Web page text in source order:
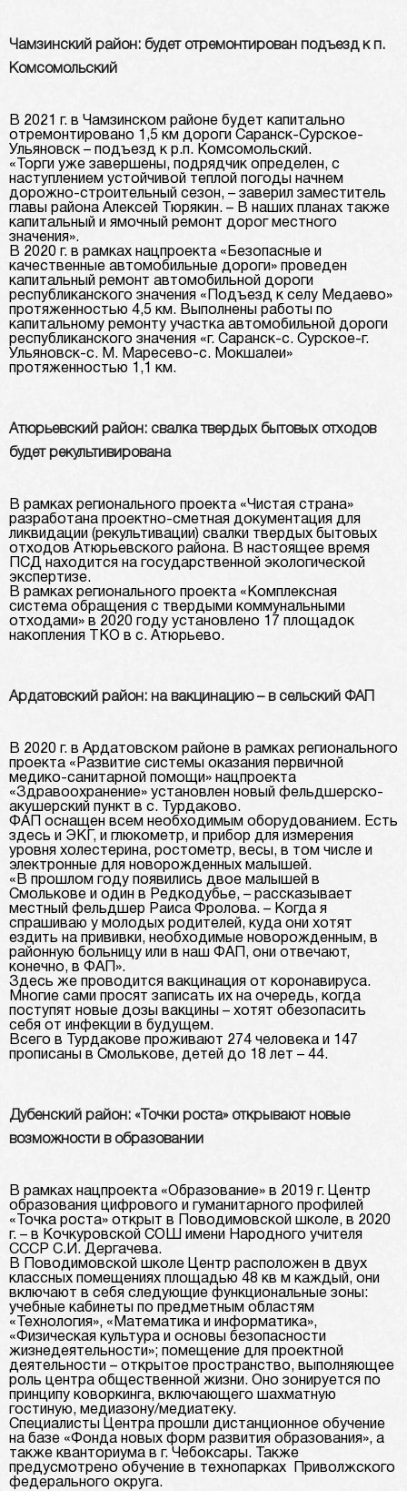
Чамзинский район: будет отремонтирован подъезд к п.
Комсомольский
В 2021 г. в Чамзинском районе будет капитально
отремонтировано 1,5 км дороги Саранск-Сурское-
Ульяновск – подъезд к р.п. Комсомольский.
«Торги уже завершены, подрядчик определен, с
наступлением устойчивой теплой погоды начнем
дорожно-строительный сезон, – заверил заместитель
главы района Алексей Тюрякин. – В наших планах также
капитальный и ямочный ремонт дорог местного
значения».
В 2020 г. в рамках нацпроекта «Безопасные и
качественные автомобильные дороги» проведен
капитальный ремонт автомобильной дороги
республиканского значения «Подъезд к селу Медаево»
протяженностью 4,5 км. Выполнены работы по
капитальному ремонту участка автомобильной дороги
республиканского значения «г. Саранск-с. Сурское-г.
Ульяновск-с. М. Маресево-с. Мокшалеи»
протяженностью 1,1 км.
Атюрьевский район: свалка твердых бытовых отходов
будет рекультивирована
В рамках регионального проекта «Чистая страна»
разработана проектно-сметная документация для
ликвидации (рекультивации) свалки твердых бытовых
отходов Атюрьевского района. В настоящее время
ПСД находится на государственной экологической
экспертизе.
В рамках регионального проекта «Комплексная
система обращения с твердыми коммунальными
отходами» в 2020 году установлено 17 площадок
накопления ТКО в с. Атюрьево.
Ардатовский район: на вакцинацию – в сельский ФАП
В 2020 г. в Ардатовском районе в рамках регионального
проекта «Развитие системы оказания первичной
медико-санитарной помощи» нацпроекта
«Здравоохранение» установлен новый фельдшерско-
акушерский пункт в с. Турдаково.
ФАП оснащен всем необходимым оборудованием. Есть
здесь и ЭКГ, и глюкометр, и прибор для измерения
уровня холестерина, ростометр, весы, в том числе и
электронные для новорожденных малышей.
«В прошлом году появились двое малышей в
Смолькове и один в Редкодубье, – рассказывает
местный фельдшер Раиса Фролова. – Когда я
спрашиваю у молодых родителей, куда они хотят
ездить на прививки, необходимые новорожденным, в
районную больницу или в наш ФАП, они отвечают,
конечно, в ФАП».
Здесь же проводится вакцинация от коронавируса.
Многие сами просят записать их на очередь, когда
поступят новые дозы вакцины – хотят обезопасить
себя от инфекции в будущем.
Всего в Турдакове проживают 274 человека и 147
прописаны в Смолькове, детей до 18 лет – 44.
Дубенский район: «Точки роста» открывают новые
возможности в образовании
В рамках нацпроекта «Образование» в 2019 г. Центр
образования цифрового и гуманитарного профилей
«Точка роста» открыт в Поводимовской школе, в 2020
г. – в Кочкуровской СОШ имени Народного учителя
СССР С.И. Дергачева.
В Поводимовской школе Центр расположен в двух
классных помещениях площадью 48 кв м каждый, они
включают в себя следующие функциональные зоны:
учебные кабинеты по предметным областям
«Технология», «Математика и информатика»,
«Физическая культура и основы безопасности
жизнедеятельности»; помещение для проектной
деятельности – открытое пространство, выполняющее
роль центра общественной жизни. Оно зонируется по
принципу коворкинга, включающего шахматную
гостиную, медиазону/медиатеку.
Специалисты Центра прошли дистанционное обучение
на базе «Фонда новых форм развития образования», а
также кванториума в г. Чебоксары. Также
предусмотрено обучение в технопарках Приволжского
федерального округа.